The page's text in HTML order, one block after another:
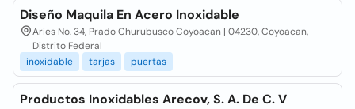
Diseño Maquila En Acero Inoxidable
Aries No. 34, Prado Churubusco Coyoacan | 04230, Coyoacan,
Distrito Federal
inoxidable
tarjas puertas
Productos Inoxidables Arecov, S. A. De C. V